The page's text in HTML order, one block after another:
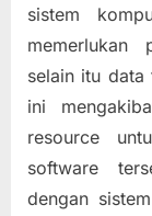
sistem
memerlukan
selain itu
ini
resource
software
dengan